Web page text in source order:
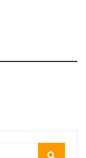
cocina abierta